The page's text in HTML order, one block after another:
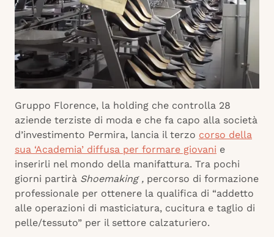
Gruppo Florence, la holding che controlla 28
aziende terziste di moda e che fa capo alla società
d’investimento Permira, lancia il terzo corso della
sua ‘Academia’ diffusa per formare giovani e
inserirli nel mondo della manifattura. Tra pochi
giorni partirà Shoemaking , percorso di formazione
professionale per ottenere la qualifica di “addetto
alle operazioni di masticiatura, cucitura e taglio di
pelle/tessuto” per il settore calzaturiero.